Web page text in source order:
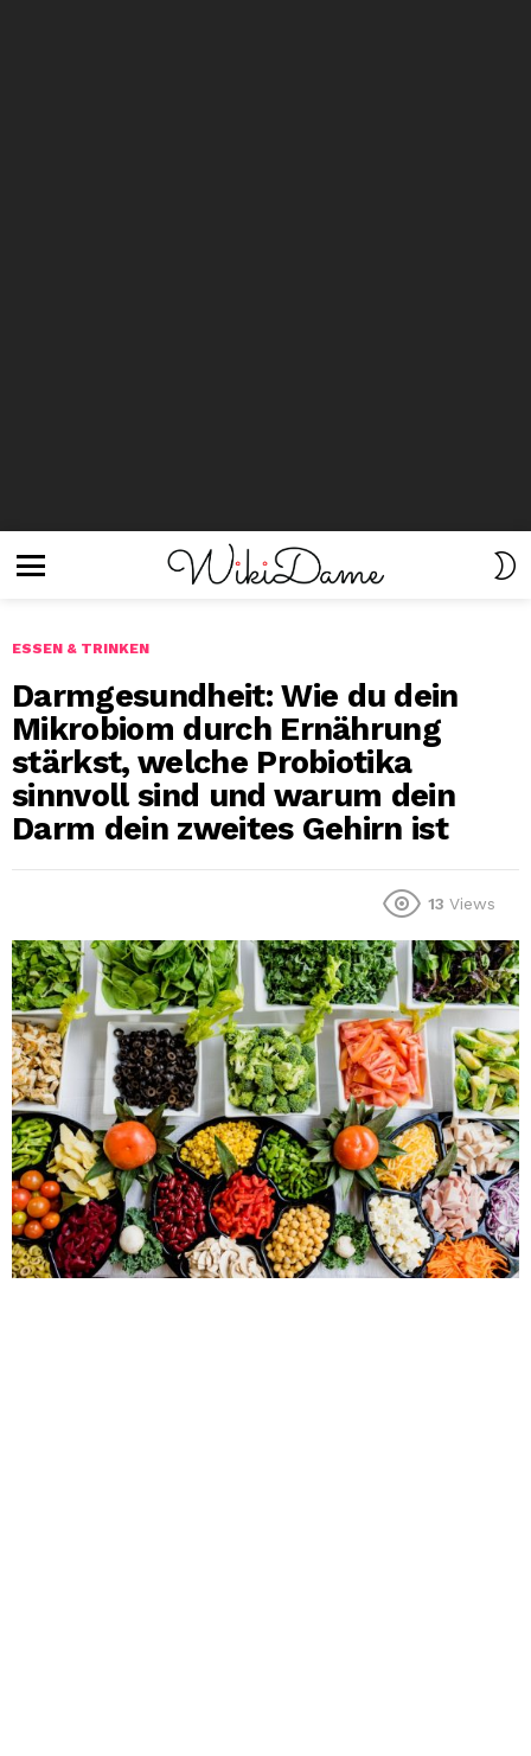
ESSEN & TRINKEN
Darmgesundheit: Wie du dein
Mikrobiom durch Ernährung
stärkst, welche Probiotika
sinnvoll sind und warum dein
Darm dein zweites Gehirn ist
13 Views